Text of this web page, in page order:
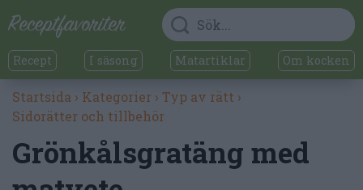
Recept I säsong Matartiklar Om kocken
Startsida › Kategorier › Typ av rätt ›
Sidorätter och tillbehör
Grönkålsgratäng med